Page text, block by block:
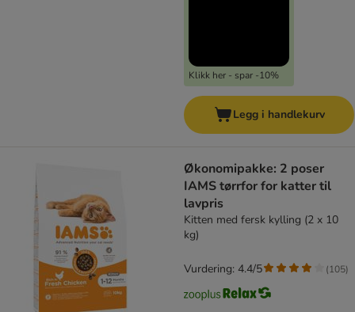
Klikk her - spar -10%
Legg i handlekurv
Økonomipakke: 2 poser
IAMS tørrfor for katter til
lavpris
Kitten med fersk kylling (2 x 10
kg)
Vurdering: 4.4/5 (105)